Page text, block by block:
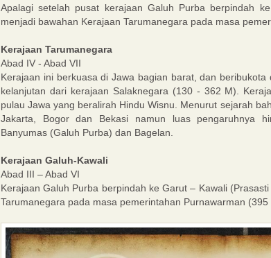
Apalagi setelah pusat kerajaan Galuh Purba berpindah
menjadi bawahan Kerajaan Tarumanegara pada masa
Kerajaan Tarumanegara
Abad IV - Abad VII
Kerajaan ini berkuasa di Jawa bagian barat, dan
kelanjutan dari kerajaan Salaknegara (130 - 362 M).
pulau Jawa yang beralirah Hindu Wisnu. Menurut sejarah
Jakarta, Bogor dan Bekasi namun luas pengaruhnya
Banyumas (Galuh Purba) dan Bagelan.
Kerajaan Galuh-Kawali
Abad III – Abad VI
Kerajaan Galuh Purba berpindah ke Garut – Kawali
Tarumanegara pada masa pemerintahan Purnawarman (395